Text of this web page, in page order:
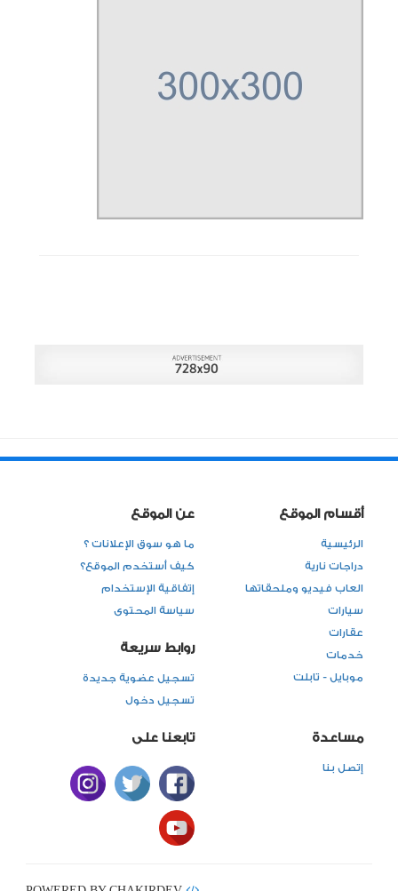
أقسام الموقع
الرئيسية
دراجات نارية
العاب فيديو وملحقاتها
سيارات
عقارات
خدمات
موبايل - تابلت
عن الموقع
ما هو سوق الإعلانات ؟
كيف أستخدم الموقع؟
إتفاقية الإستخدام
سياسة المحتوى
روابط سريعة
تسجيل عضوية جديدة
تسجيل دخول
مساعدة
إتصل بنا
تابعنا على